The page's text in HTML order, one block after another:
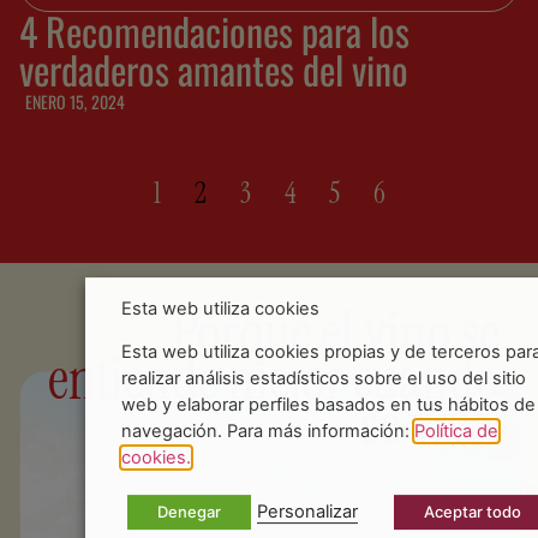
4 Recomendaciones para los
verdaderos amantes del vino
ENERO 15, 2024
1 2 3 4 5 6
Porque el vino se
entiende mejor cuando
se vive.
Esta web utiliza cookies
Esta web utiliza cookies propias y de terceros
realizar análisis estadísticos sobre el uso del sitio
web y elaborar perfiles basados en tus hábitos de
navegación. Para más información: Política de
cookies.
Denegar Personalizar Aceptar todo